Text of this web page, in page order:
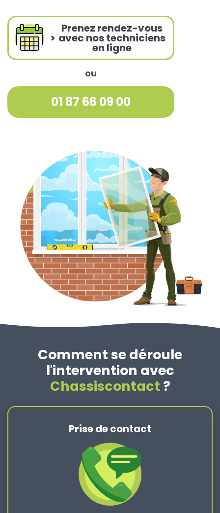
>
Prenez rendez-vous
avec nos techniciens
en ligne
ou
01 87 66 09 00
Comment se déroule
l'intervention avec
Chassiscontact ?
Prise de contact